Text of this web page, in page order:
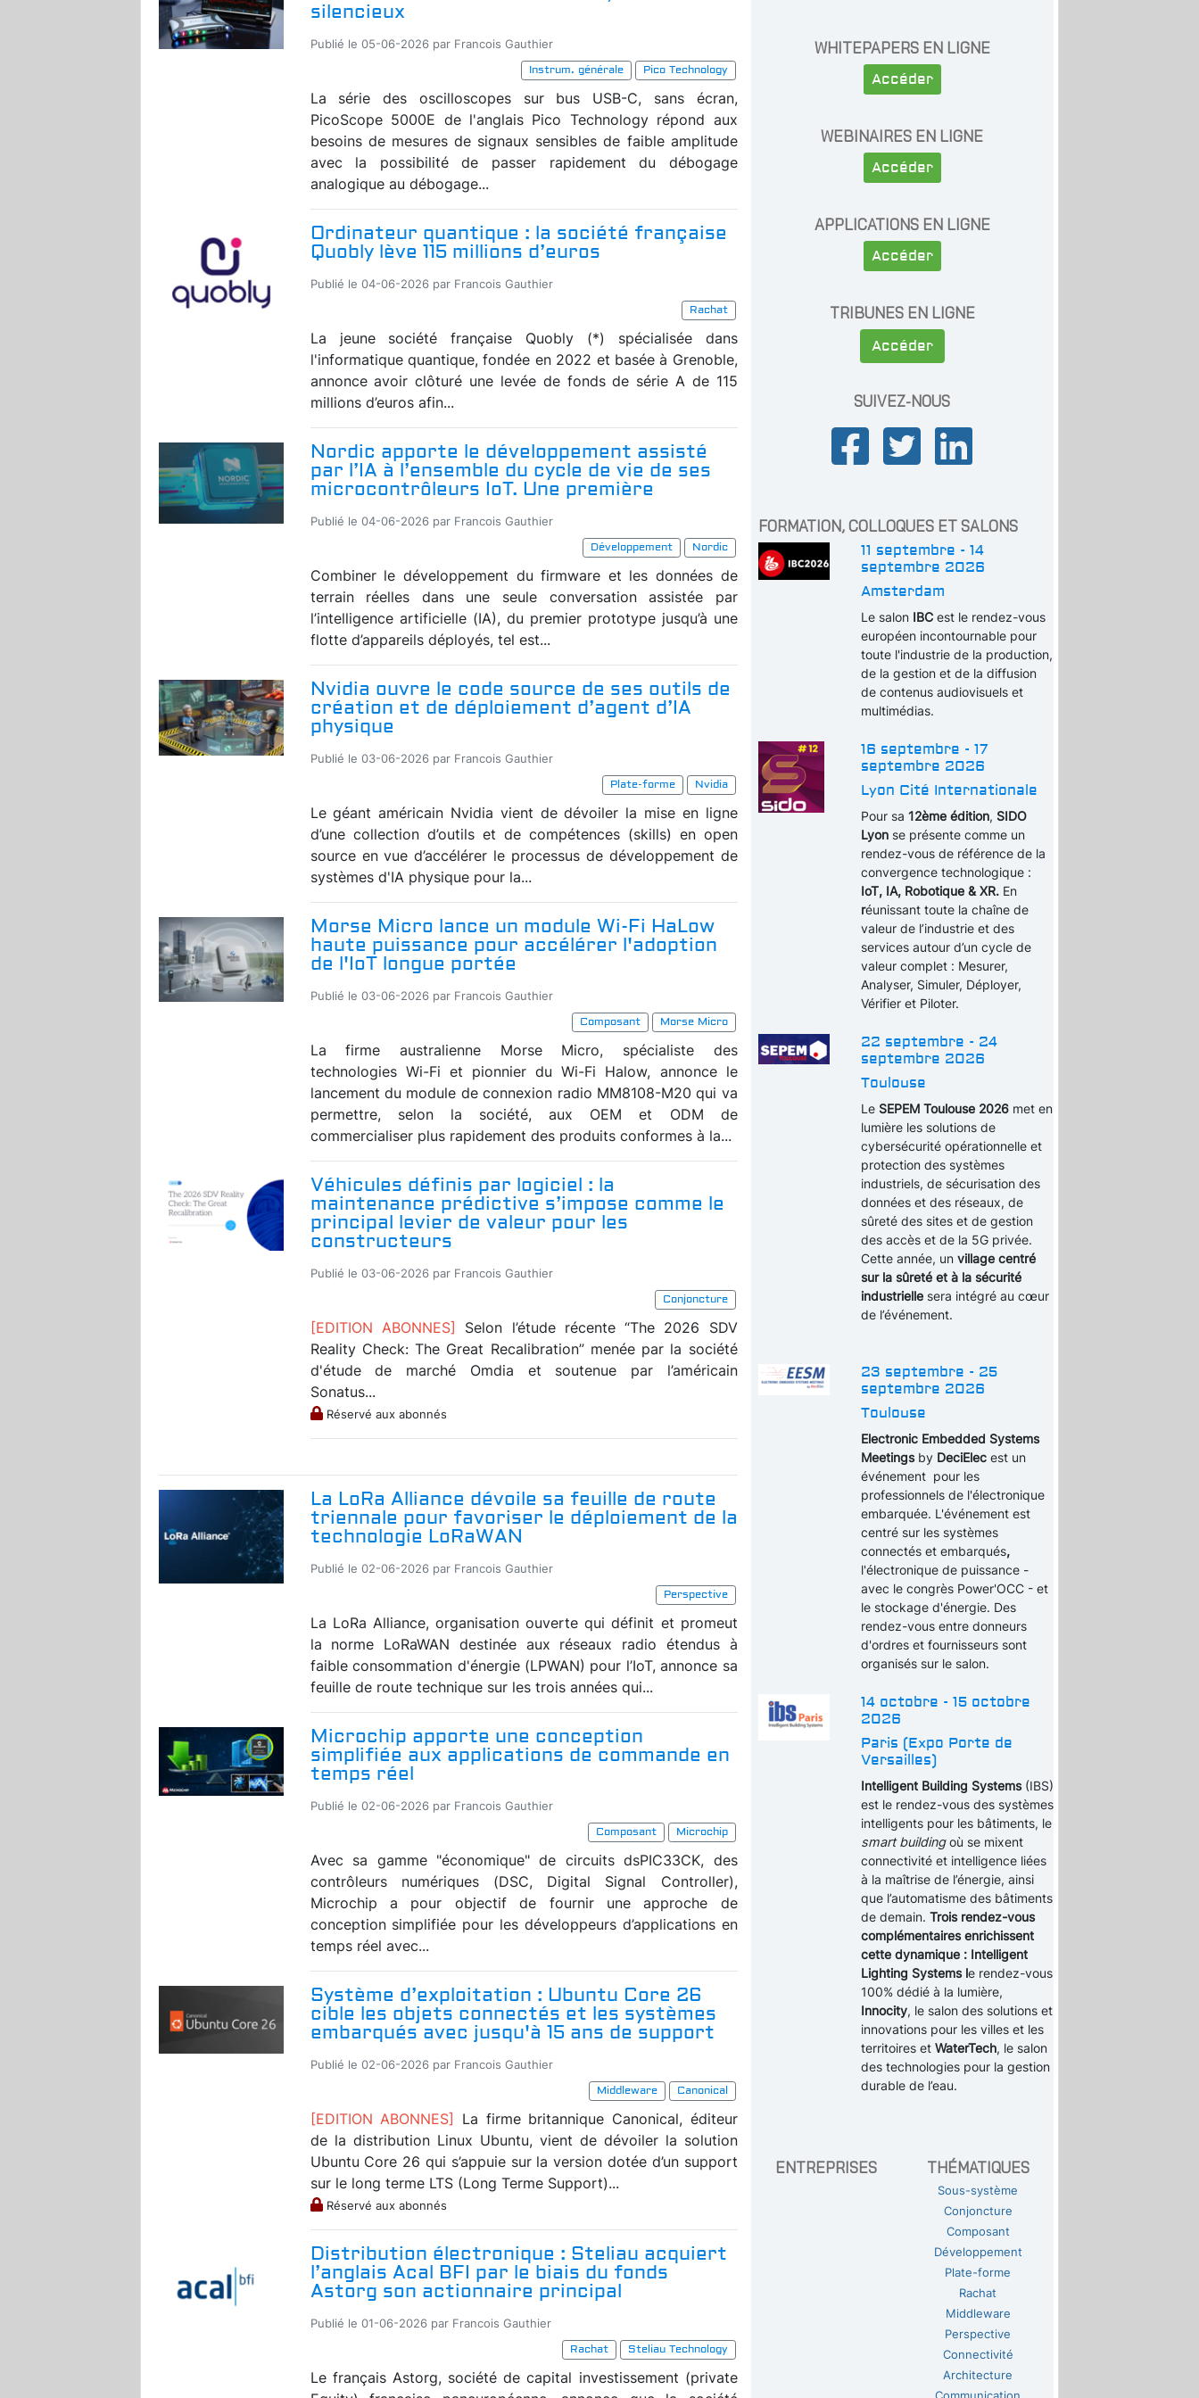
silencieux
Publié le 05-06-2026 par Francois Gauthier
Instrum. générale
Pico Technology
La série des oscilloscopes sur bus USB-C, sans écran,
PicoScope 5000E de l'anglais Pico Technology répond aux
besoins de mesures de signaux sensibles de faible amplitude
avec la possibilité de passer rapidement du débogage
analogique au débogage...
Ordinateur quantique : la société française
Quobly lève 115 millions d’euros
Publié le 04-06-2026 par Francois Gauthier
Rachat
La jeune société française Quobly (*) spécialisée dans
l'informatique quantique, fondée en 2022 et basée à Grenoble,
annonce avoir clôturé une levée de fonds de série A de 115
millions d’euros afin...
Nordic apporte le développement assisté
par l’IA à l’ensemble du cycle de vie de ses
microcontrôleurs IoT. Une première
Publié le 04-06-2026 par Francois Gauthier
Développement
Nordic
Combiner le développement du firmware et les données de
terrain réelles dans une seule conversation assistée par
l’intelligence artificielle (IA), du premier prototype jusqu’à une
flotte d’appareils déployés, tel est...
Nvidia ouvre le code source de ses outils de
création et de déploiement d’agent d’IA
physique
Publié le 03-06-2026 par Francois Gauthier
Plate-forme
Nvidia
Le géant américain Nvidia vient de dévoiler la mise en ligne
d’une collection d’outils et de compétences (skills) en open
source en vue d’accélérer le processus de développement de
systèmes d'IA physique pour la...
Morse Micro lance un module Wi-Fi HaLow
haute puissance pour accélérer l'adoption
de l'IoT longue portée
Publié le 03-06-2026 par Francois Gauthier
Composant
Morse Micro
La firme australienne Morse Micro, spécialiste des
technologies Wi-Fi et pionnier du Wi-Fi Halow, annonce le
lancement du module de connexion radio MM8108-M20 qui va
permettre, selon la société, aux OEM et ODM de
commercialiser plus rapidement des produits conformes à la...
Véhicules définis par logiciel : la
maintenance prédictive s’impose comme le
principal levier de valeur pour les
constructeurs
Publié le 03-06-2026 par Francois Gauthier
Conjoncture
[EDITION ABONNES] Selon l’étude récente “The 2026 SDV
Reality Check: The Great Recalibration” menée par la société
d'étude de marché Omdia et soutenue par l’américain
Sonatus...
Réservé aux abonnés
La LoRa Alliance dévoile sa feuille de route
triennale pour favoriser le déploiement de la
technologie LoRaWAN
Publié le 02-06-2026 par Francois Gauthier
Perspective
La LoRa Alliance, organisation ouverte qui définit et promeut
la norme LoRaWAN destinée aux réseaux radio étendus à
faible consommation d'énergie (LPWAN) pour l’IoT, annonce sa
feuille de route technique sur les trois années qui...
Microchip apporte une conception
simplifiée aux applications de commande en
temps réel
Publié le 02-06-2026 par Francois Gauthier
Composant
Microchip
Avec sa gamme "économique" de circuits dsPIC33CK, des
contrôleurs numériques (DSC, Digital Signal Controller),
Microchip a pour objectif de fournir une approche de
conception simplifiée pour les développeurs d’applications en
temps réel avec...
Système d’exploitation : Ubuntu Core 26
cible les objets connectés et les systèmes
embarqués avec jusqu'à 15 ans de support
Publié le 02-06-2026 par Francois Gauthier
Middleware
Canonical
[EDITION ABONNES] La firme britannique Canonical, éditeur
de la distribution Linux Ubuntu, vient de dévoiler la solution
Ubuntu Core 26 qui s’appuie sur la version dotée d’un support
sur le long terme LTS (Long Terme Support)...
Réservé aux abonnés
Distribution électronique : Steliau acquiert
l’anglais Acal BFI par le biais du fonds
Astorg son actionnaire principal
Publié le 01-06-2026 par Francois Gauthier
Rachat
Steliau Technology
Le français Astorg, société de capital investissement (private
WHITEPAPERS EN LIGNE
Accéder
WEBINAIRES EN LIGNE
Accéder
APPLICATIONS EN LIGNE
Accéder
TRIBUNES EN LIGNE
Accéder
SUIVEZ-NOUS
FORMATION, COLLOQUES ET SALONS
11 septembre - 14
septembre 2026
Amsterdam
Le salonIBC est le rendez-vous
européen incontournable pour
toute l'industrie de la production,
de la gestion et de la diffusion
de contenus audiovisuels et
multimédias.
16 septembre - 17
septembre 2026
Lyon Cité Internationale
Pour sa 12ème édition, SIDO
Lyonse présente comme un
rendez-vous de référence de la
convergence technologique :
IoT, IA, Robotique & XR. En
réunissant toute la chaîne de
valeur de l’industrie et des
services autour d’un cycle de
valeur complet : Mesurer,
Analyser, Simuler, Déployer,
Vérifier et Piloter.
22 septembre - 24
septembre 2026
Toulouse
Le SEPEM Toulouse 2026met en
lumière les solutions de
cybersécurité opérationnelle et
protection des systèmes
industriels, de sécurisation des
données et des réseaux, de
sûreté des sites et de gestion
des accès et de la 5G privée.
Cette année, un village centré
sur la sûreté et à la sécurité
industriellesera intégré au cœur
de l’événement.
23 septembre - 25
septembre 2026
Toulouse
Electronic Embedded Systems
Meetingsby DeciElec est un
événement pour les
professionnels de l'électronique
embarquée. L'événement est
centré sur les systèmes
connectés et embarqués,
l'électronique de puissance -
avec le congrès Power'OCC - et
le stockage d'énergie. Des
rendez-vous entre donneurs
d'ordres et fournisseurs sont
organisés sur le salon.
14 octobre - 15 octobre
2026
Paris (Expo Porte de
Versailles)
Intelligent Building Systems(IBS)
est le rendez-vous des systèmes
intelligents pour les bâtiments, le
smart buildingoù se mixent
connectivité et intelligence liées
à la maîtrise de l’énergie, ainsi
que l’automatisme des bâtiments
de demain. Trois rendez-vous
complémentaires enrichissent
cette dynamique : Intelligent
Lighting Systems le rendez-vous
100% dédié à la lumière,
Innocity, le salon des solutions et
innovations pour les villes et les
territoires et WaterTech, le salon
des technologies pour la gestion
durable de l’eau.
ENTREPRISES THÉMATIQUES
Sous-système
Conjoncture
Composant
Développement
Plate-forme
Rachat
Middleware
Perspective
Connectivité
Architecture